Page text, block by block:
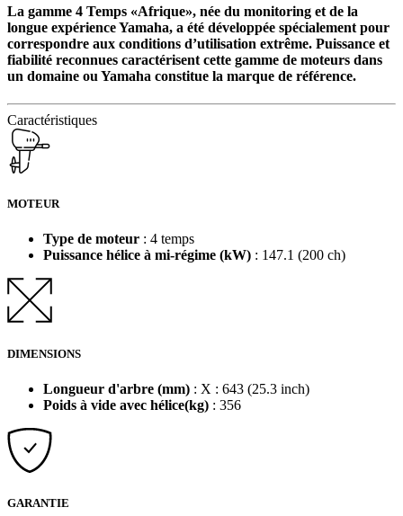
La gamme 4 Temps «Afrique», née du monitoring et de la
longue expérience Yamaha, a été développée spécialement pour
correspondre aux conditions d’utilisation extrême. Puissance et
fiabilité reconnues caractérisent cette gamme de moteurs dans
un domaine ou Yamaha constitue la marque de référence.
Caractéristiques
MOTEUR
Type de moteur : 4 temps
Puissance hélice à mi-régime (kW) : 147.1 (200 ch)
DIMENSIONS
Longueur d'arbre (mm) : X : 643 (25.3 inch)
Poids à vide avec hélice(kg) : 356
GARANTIE